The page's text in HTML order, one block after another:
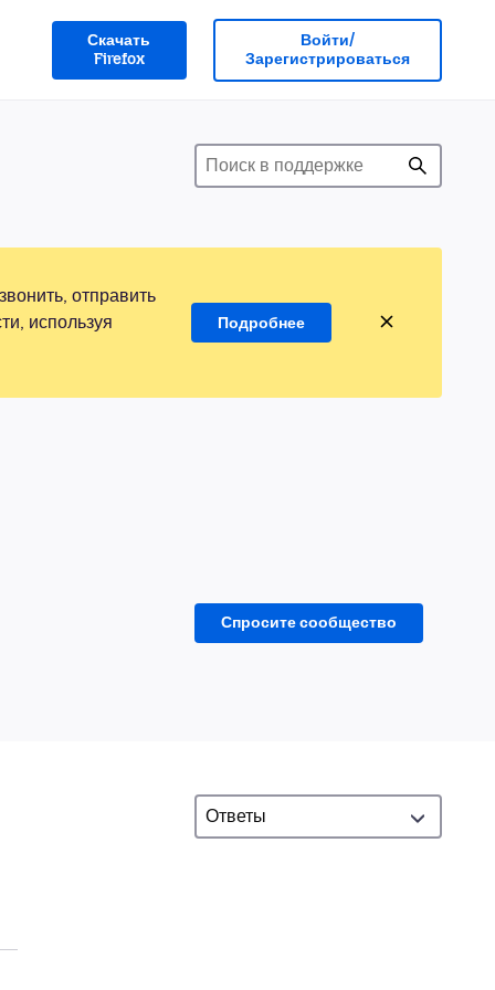
Скачать
Firefox
Войти/
Зарегистрироваться
отправить
используя
Подробнее
Спросите сообщество